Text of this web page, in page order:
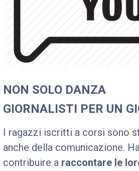
NON SOLO DANZA
GIORNALISTI PER UN
I ragazzi iscritti a corsi sono
anche della comunicazione.
contribuire a raccontare le